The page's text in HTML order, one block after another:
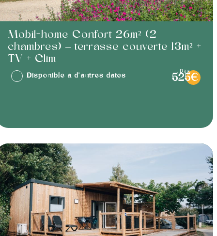
Mobil-home Confort 26m² (2
chambres) – terrasse couverte 13m² +
TV + Clim
Disponible à d'autres dates
dès
525€